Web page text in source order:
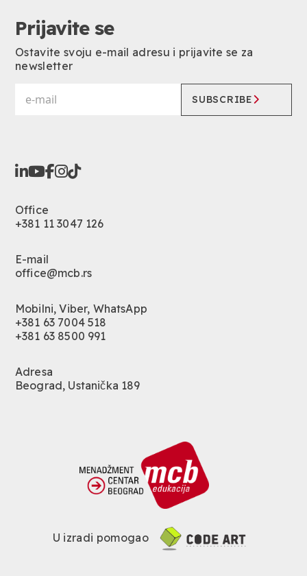
Prijavite se
Ostavite svoju e-mail adresu i prijavite se za
newsletter
SUBSCRIBE
Office
+381 11 3047 126
E-mail
office@mcb.rs
Mobilni, Viber, WhatsApp
+381 63 7004 518
+381 63 8500 991
Adresa
Beograd, Ustanička 189
U izradi pomogao